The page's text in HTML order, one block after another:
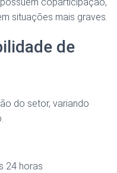
situações mais graves.
de
do setor, variando
24 horas